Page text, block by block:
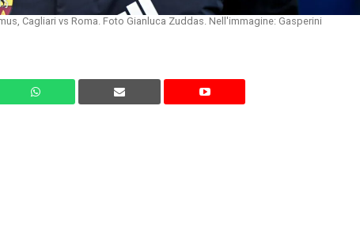
Cagliari vs Roma. Foto Gianluca Zuddas. Nell'immagine: Gasperini